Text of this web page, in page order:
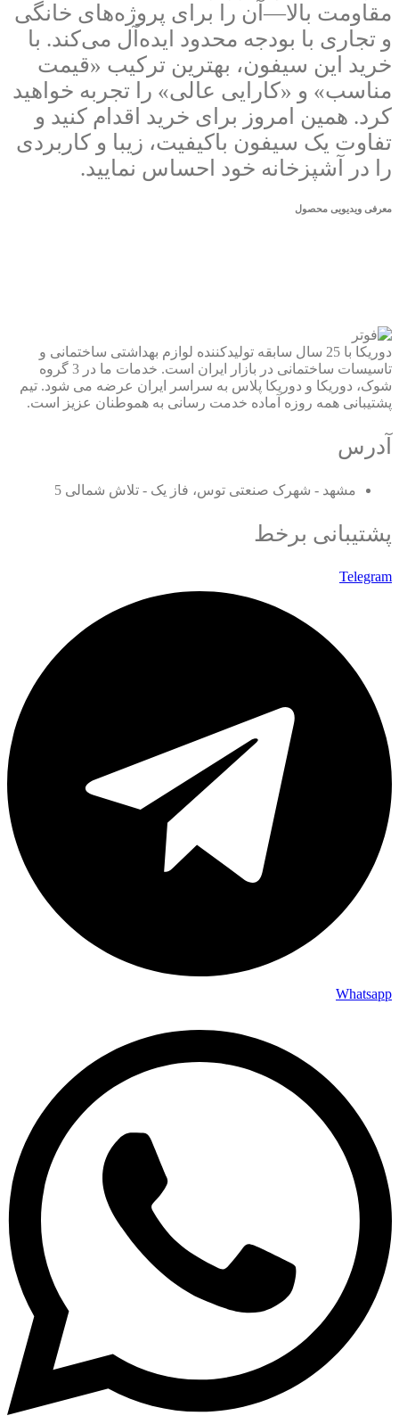
مقاومت بالا—آن را برای پروژه‌های خانگی
و تجاری با بودجه محدود ایده‌آل می‌کند. با
خرید این سیفون، بهترین ترکیب «قیمت
مناسب» و «کارایی عالی» را تجربه خواهید
کرد. همین امروز برای خرید اقدام کنید و
تفاوت یک سیفون باکیفیت، زیبا و کاربردی
را در آشپزخانه خود احساس نمایید.
معرفی ویدیویی محصول
دوریکا با 25 سال سابقه تولیدکننده لوازم بهداشتی ساختمانی و
تاسیسات ساختمانی در بازار ایران است. خدمات ما در 3 گروه
شوک، دوریکا و دوریکا پلاس به سراسر ایران عرضه می شود. تیم
پشتیبانی همه روزه آماده خدمت رسانی به هموطنان عزیز است.
آدرس
مشهد - شهرک صنعتی توس، فاز یک - تلاش شمالی 5
پشتیبانی برخط
Telegram
Whatsapp